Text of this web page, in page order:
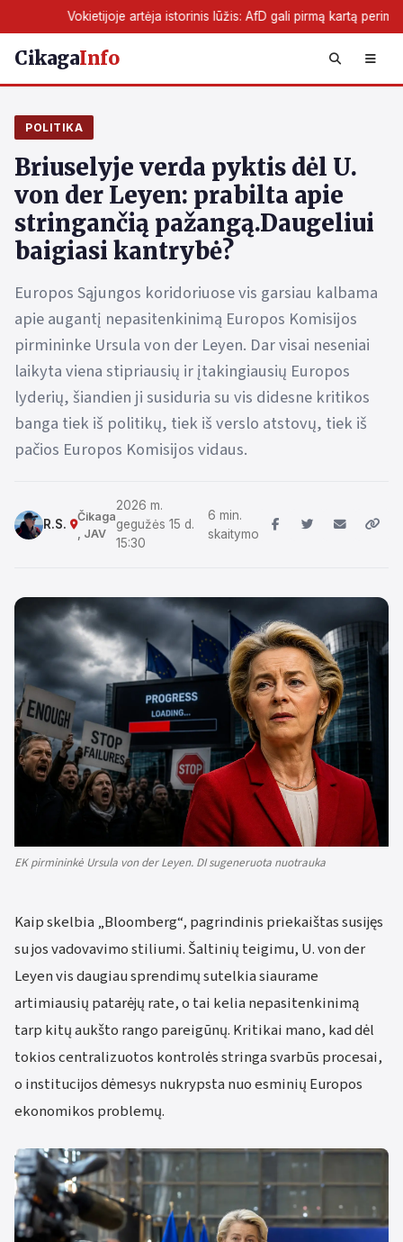
artėja istorinis lūžis: AfD gali pirmą kartą perimti žemės valdžią
CikagaInfo
POLITIKA
Briuselyje verda pyktis dėl U.
von der Leyen: prabilta apie
stringančią pažangą.Daugeliui
baigiasi kantrybė?
Europos Sąjungos koridoriuose vis garsiau kalbama
apie augantį nepasitenkinimą Europos Komisijos
pirmininke Ursula von der Leyen. Dar visai neseniai
laikyta viena stipriausių ir įtakingiausių Europos
lyderių, šiandien ji susiduria su vis didesne kritikos
banga tiek iš politikų, tiek iš verslo atstovų, tiek iš
pačios Europos Komisijos vidaus.
R.S.
Čikaga
, JAV
2026 m.
gegužės 15 d.
15:30
6 min.
skaitymo
EK pirmininkė Ursula von der Leyen. DI sugeneruota nuotrauka
Kaip skelbia „Bloomberg“, pagrindinis priekaištas susijęs
su jos vadovavimo stiliumi. Šaltinių teigimu, U. von der
Leyen vis daugiau sprendimų sutelkia siaurame
artimiausių patarėjų rate, o tai kelia nepasitenkinimą
tarp kitų aukšto rango pareigūnų. Kritikai mano, kad dėl
tokios centralizuotos kontrolės stringa svarbūs procesai,
o institucijos dėmesys nukrypsta nuo esminių Europos
ekonomikos problemų.